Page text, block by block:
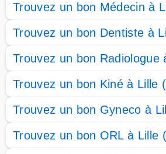
Trouvez un bon Médecin à
Trouvez un bon Dentiste à
Trouvez un bon Radiologue
Trouvez un bon Kiné à Lille
Trouvez un bon Gyneco à
Trouvez un bon ORL à Lille